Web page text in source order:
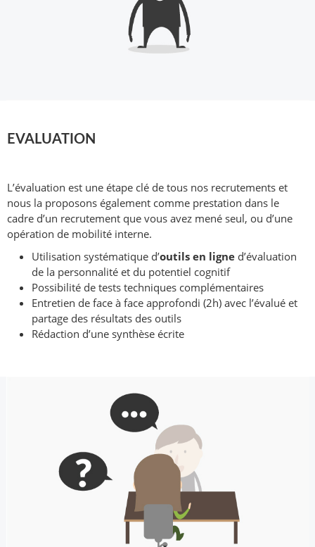
EVALUATION
L’évaluation est une étape clé de tous nos recrutements et
nous la proposons également comme prestation dans le
cadre d’un recrutement que vous avez mené seul, ou d’une
opération de mobilité interne.
Utilisation systématique d’outils en ligne d’évaluation
de la personnalité et du potentiel cognitif
Possibilité de tests techniques complémentaires
Entretien de face à face approfondi (2h) avec l’évalué et
partage des résultats des outils
Rédaction d’une synthèse écrite